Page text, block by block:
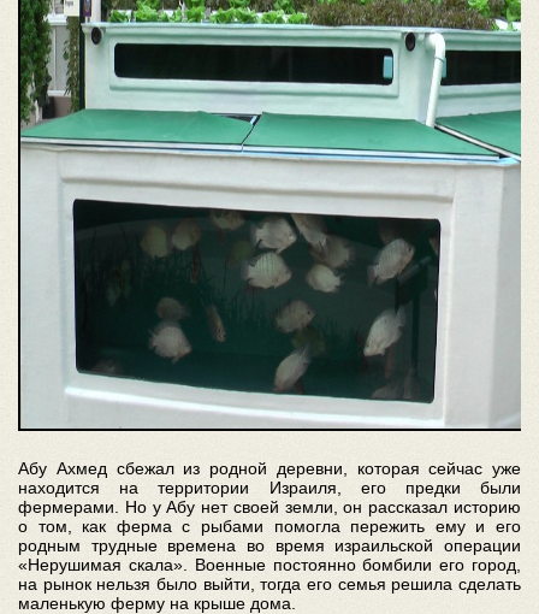
Абу Ахмед сбежал из родной деревни, которая сейчас уже
находится на территории Израиля, его предки были
фермерами. Но у Абу нет своей земли, он рассказал историю
о том, как ферма с рыбами помогла пережить ему и его
родным трудные времена во время израильской операции
«Нерушимая скала». Военные постоянно бомбили его город,
на рынок нельзя было выйти, тогда его семья решила сделать
маленькую ферму на крыше дома.